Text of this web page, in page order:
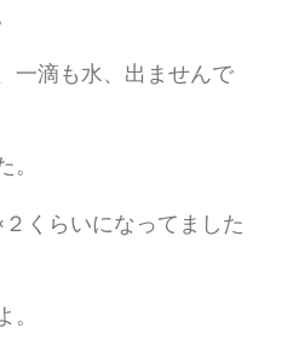
一滴も水、出ませんで
くらいになってました